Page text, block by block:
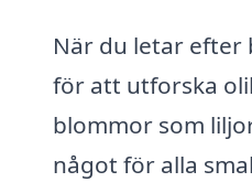
När du letar efter
för att utforska
blommor som
något för alla